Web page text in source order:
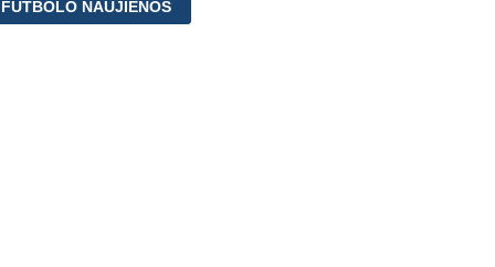
NAUJIENOS